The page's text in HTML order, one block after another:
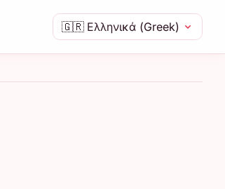
🇬🇷 Ελληνικά (Greek)